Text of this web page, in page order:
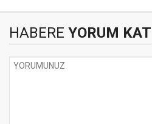
HABERE YORUM KAT